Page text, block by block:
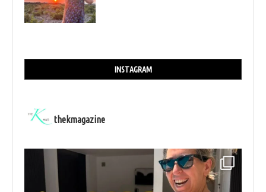
INSTAGRAM
thekmagazine